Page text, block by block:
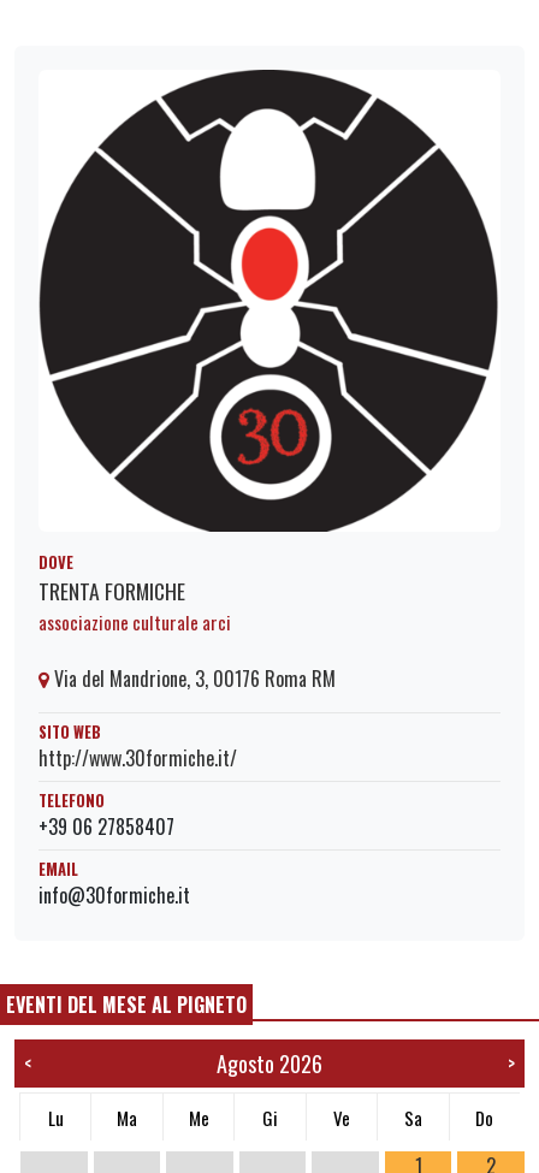
DOVE
TRENTA FORMICHE
associazione culturale arci
Via del Mandrione, 3, 00176 Roma RM
SITO WEB
http://www.30formiche.it/
TELEFONO
+39 06 27858407
EMAIL
info@30formiche.it
EVENTI DEL MESE AL PIGNETO
< Agosto 2026 >
Lu Ma Me Gi Ve Sa Do
1 2